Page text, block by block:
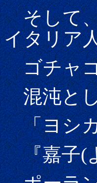
そして、
イタリア
ゴチャゴ
混沌とし
「ヨシ
『嘉子(